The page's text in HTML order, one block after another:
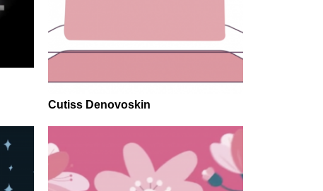
Cutiss Denovoskin